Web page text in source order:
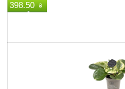
398.50 ₴